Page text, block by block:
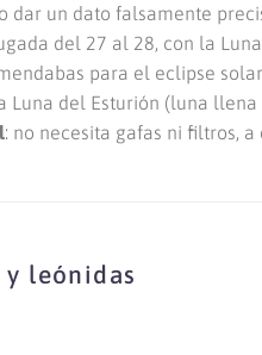
dar un dato falsamente
del 27 al 28, con la
para el eclipse
Luna del Esturión (luna llena
: no necesita gafas ni filtros,
leónidas